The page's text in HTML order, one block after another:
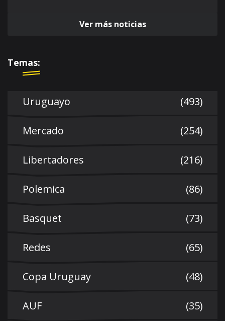
Ver más noticias
Temas:
Uruguayo (493)
Mercado (254)
Libertadores (216)
Polemica (86)
Basquet (73)
Redes (65)
Copa Uruguay (48)
AUF (35)